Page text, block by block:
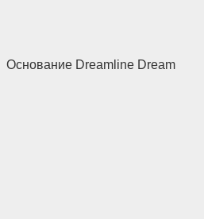
Основание Dreamline Dream